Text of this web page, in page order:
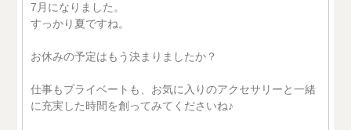
7月になりました。
すっかり夏ですね。
お休みの予定はもう決まりましたか？
仕事もプライベートも、お気に入りのアクセサリーと一緒
に充実した時間を創ってみてくださいね♪